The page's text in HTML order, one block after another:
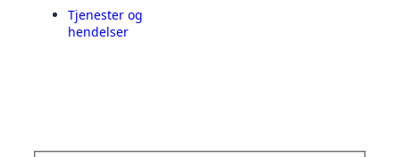
Tjenester og
hendelser